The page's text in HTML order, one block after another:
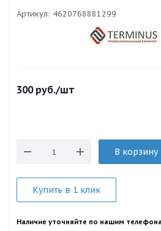
Артикул: 4620768881299
300руб./шт
В корзину
Купить в 1 клик
Наличие уточняйте по нашим